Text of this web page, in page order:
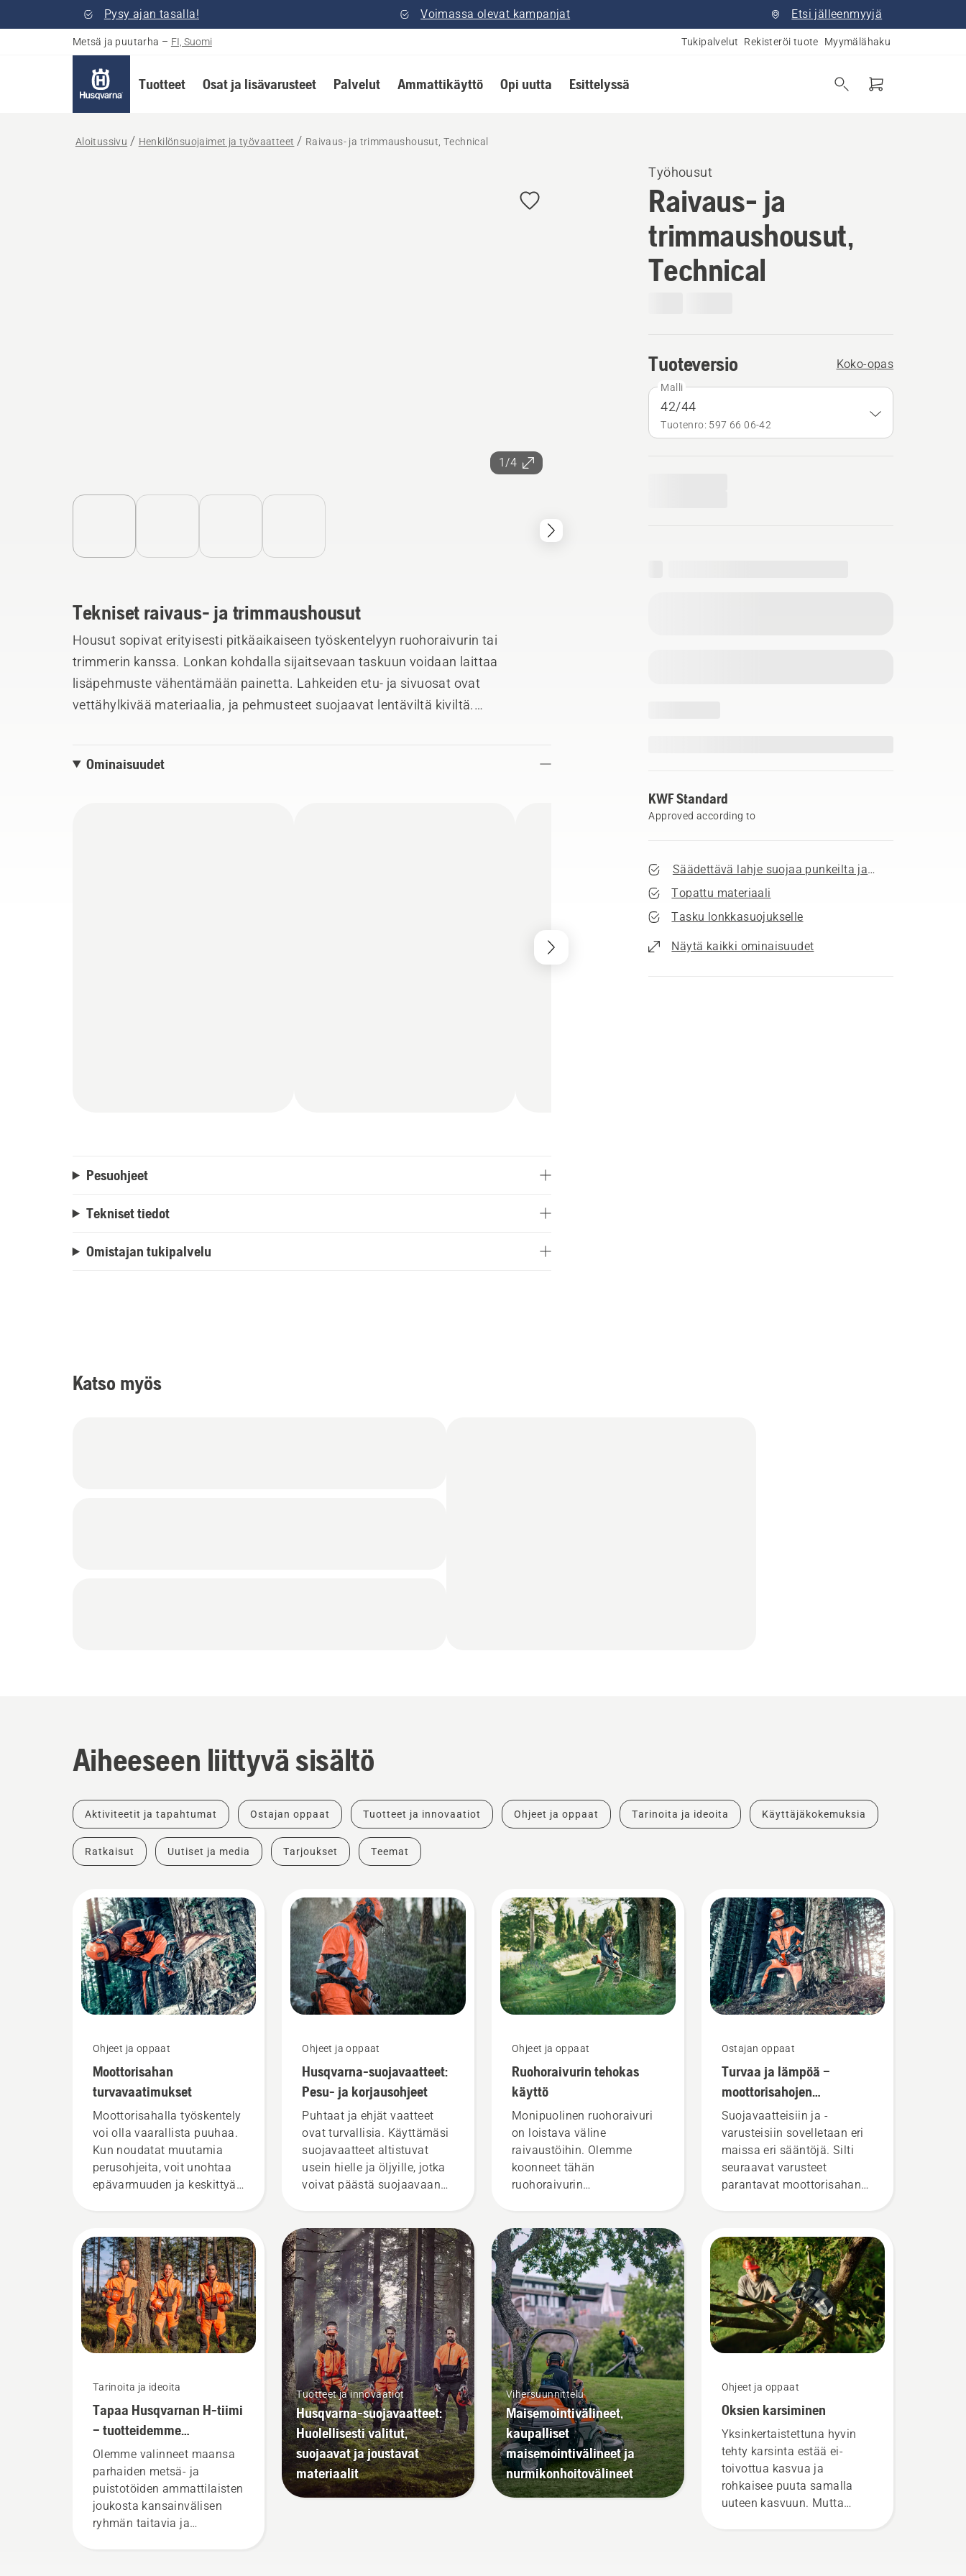
Pysy ajan tasalla! Voimassa olevat kampanjat Etsi jälleenmyyjä
Metsä ja puutarha – FI, Suomi Tukipalvelut Rekisteröi tuote Myymälähaku
Tuotteet Osat ja lisävarusteet Palvelut Ammattikäyttö Opi uutta Esittelyssä
Aloitussivu Henkilönsuojaimet ja työvaatteet Raivaus- ja trimmaushousut, Technical
1/4
Työhousut
Raivaus- ja
trimmaushousut,
Technical
Tuoteversio Koko-opas
Malli
42/44
Tuotenro: 597 66 06‑42
KWF Standard
Approved according to
Säädettävä lahje suojaa punkeilta ja lumelta
Topattu materiaali
Tasku lonkkasuojukselle
Näytä kaikki ominaisuudet
Tekniset raivaus- ja trimmaushousut
Housut sopivat erityisesti pitkäaikaiseen työskentelyyn ruohoraivurin tai
trimmerin kanssa. Lonkan kohdalla sijaitsevaan taskuun voidaan laittaa
lisäpehmuste vähentämään painetta. Lahkeiden etu- ja sivuosat ovat
vettähylkivää materiaalia, ja pehmusteet suojaavat lentäviltä kiviltä.
Lahkeiden takana olevat tuuletusvetoketjut voidaan avata parempaa
Ominaisuudet
Pesuohjeet
Tekniset tiedot
Omistajan tukipalvelu
Katso myös
Aiheeseen liittyvä sisältö
Aktiviteetit ja tapahtumat Ostajan oppaat Tuotteet ja innovaatiot Ohjeet ja oppaat Tarinoita ja ideoita Käyttäjäkokemuksia
Ratkaisut Uutiset ja media Tarjoukset Teemat
Ohjeet ja oppaat
Moottorisahan
turvavaatimukset
Moottorisahalla työskentely
voi olla vaarallista puuhaa.
Kun noudatat muutamia
perusohjeita, voit unohtaa
epävarmuuden ja keskittyä
Tarinoita ja ideoita
Tapaa Husqvarnan H-tiimi
– tuotteidemme
vaativimmat käyttäjät
Olemme valinneet maansa
parhaiden metsä- ja
puistotöiden ammattilaisten
joukosta kansainvälisen
ryhmän taitavia ja
Ohjeet ja oppaat
Husqvarna-suojavaatteet:
Pesu- ja korjausohjeet
Puhtaat ja ehjät vaatteet
ovat turvallisia. Käyttämäsi
suojavaatteet altistuvat
usein hielle ja öljyille, jotka
voivat päästä suojaavaan
Tuotteet ja innovaatiot
Husqvarna-suojavaatteet:
Huolellisesti valitut,
suojaavat ja joustavat
materiaalit
Ohjeet ja oppaat
Ruohoraivurin tehokas
käyttö
Monipuolinen ruohoraivuri
on loistava väline
raivaustöihin. Olemme
koonneet tähän
ruohoraivurin
ruohoraivurin käyttö on
turvallista ja tehokasta.
Vihersuunnittelu
Maisemointivälineet,
kaupalliset
maisemointivälineet ja
nurmikonhoitovälineet
Ostajan oppaat
Turvaa ja lämpöä –
moottorisahojen
lisävarusteet
Suojavaatteisiin ja -
varusteisiin sovelletaan eri
maissa eri sääntöjä. Silti
seuraavat varusteet
parantavat moottorisahan
riippumatta.
Ohjeet ja oppaat
Oksien karsiminen
Yksinkertaistettuna hyvin
tehty karsinta estää ei-
toivottua kasvua ja
rohkaisee puuta samalla
uuteen kasvuun. Mutta